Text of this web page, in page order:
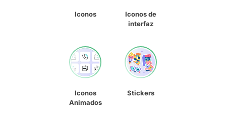
Iconos
Iconos de
interfaz
Iconos
Animados
Stickers